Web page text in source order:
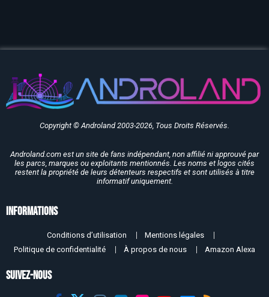
Copyright © Androland 2003-2026, Tous Droits Réservés.
Androland.com est un site de fans indépendant, non affilié ni approuvé par
les parcs, marques ou exploitants mentionnés. Les noms et logos cités
restent la propriété de leurs détenteurs respectifs et sont utilisés à titre
informatif uniquement.
Informations
Conditions d’utilisation
Mentions légales
Politique de confidentialité
À propos de nous Amazon Alexa
SUIVEZ-NOUS